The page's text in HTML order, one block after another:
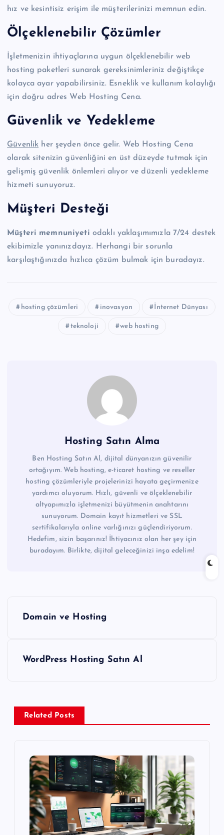
hız ve kesintisiz erişim ile müşterilerinizi memnun edin.
Ölçeklenebilir Çözümler
İşletmenizin ihtiyaçlarına uygun ölçeklenebilir web
hosting paketleri sunarak gereksinimleriniz değiştikçe
kolayca ayar yapabilirsiniz. Esneklik ve kullanım kolaylığı
için doğru adres Web Hosting Cena.
Güvenlik ve Yedekleme
Güvenlik her şeyden önce gelir. Web Hosting Cena
olarak sitenizin güvenliğini en üst düzeyde tutmak için
gelişmiş güvenlik önlemleri alıyor ve düzenli yedekleme
hizmeti sunuyoruz.
Müşteri Desteği
Müşteri memnuniyeti odaklı yaklaşımımızla 7/24 destek
ekibimizle yanınızdayız. Herhangi bir sorunla
karşılaştığınızda hızlıca çözüm bulmak için buradayız.
hosting çözümleri inovasyon İnternet Dünyası
teknoloji web hosting
Hosting Satın Alma
Ben Hosting Satın Al, dijital dünyanızın güvenilir
ortağıyım. Web hosting, e-ticaret hosting ve reseller
hosting çözümleriyle projelerinizi hayata geçirmenize
yardımcı oluyorum. Hızlı, güvenli ve ölçeklenebilir
altyapımızla işletmenizi büyütmenin anahtarını
sunuyorum. Domain kayıt hizmetleri ve SSL
sertifikalarıyla online varlığınızı güçlendiriyorum.
Hedefim, sizin başarınız! İhtiyacınız olan her şey için
buradayım. Birlikte, dijital geleceğinizi inşa edelim!
g
e
Domain ve Hosting
WordPress Hosting Satın Al
Related Posts